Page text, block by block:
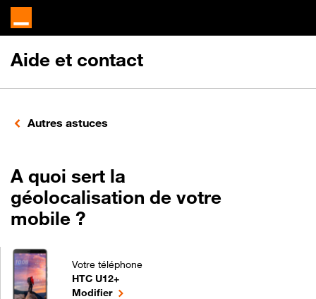
Aide et contact
Autres astuces
A quoi sert la
géolocalisation de votre
mobile ?
Votre téléphone
HTC U12+
A quoi sert la géolocalisation de votre mobile ?
Modifierle téléphone sélectionné